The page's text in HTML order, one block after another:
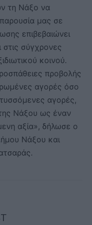
τη Νάξο να
μας σε
επιβεβαιώνει
στις σύγχρονες
κοινού.
προβολής
αγορές όσο
αγορές,
Νάξου ως έναν
αξία», δήλωσε ο
Νάξου και